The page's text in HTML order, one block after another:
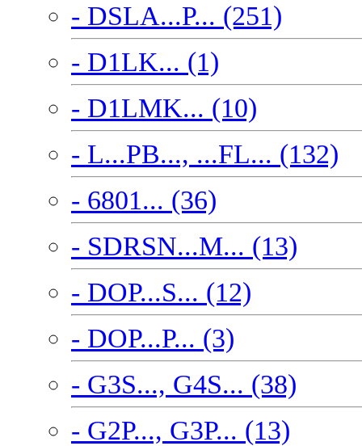
- DSLA...P... (251)
- D1LK... (1)
- D1LMK... (10)
- L...PB..., ...FL... (132)
- 6801... (36)
- SDRSN...M... (13)
- DOP...S... (12)
- DOP...P... (3)
- G3S..., G4S... (38)
- G2P..., G3P... (13)